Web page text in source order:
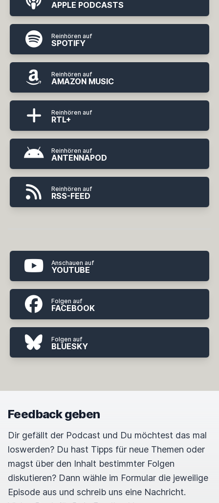
APPLE PODCASTS
Reinhören auf
SPOTIFY
Reinhören auf
AMAZON MUSIC
Reinhören auf
RTL+
Reinhören auf
ANTENNAPOD
Reinhören auf
RSS-FEED
Anschauen auf
YOUTUBE
Folgen auf
FACEBOOK
Folgen auf
BLUESKY
Feedback geben
Dir gefällt der Podcast und Du möchtest das mal
loswerden? Du hast Tipps für neue Themen oder
magst über den Inhalt bestimmter Folgen
diskutieren? Dann wähle im Formular die jeweilige
Episode aus und schreib uns eine Nachricht.